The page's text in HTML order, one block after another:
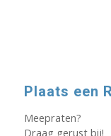
Plaats een
Meepraten?
Draag gerust bij!